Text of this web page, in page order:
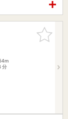
お気に入
りに追加
分